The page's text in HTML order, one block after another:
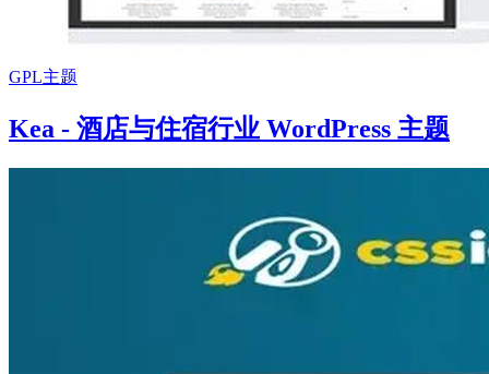
GPL主题
Kea - 酒店与住宿行业 WordPress 主题